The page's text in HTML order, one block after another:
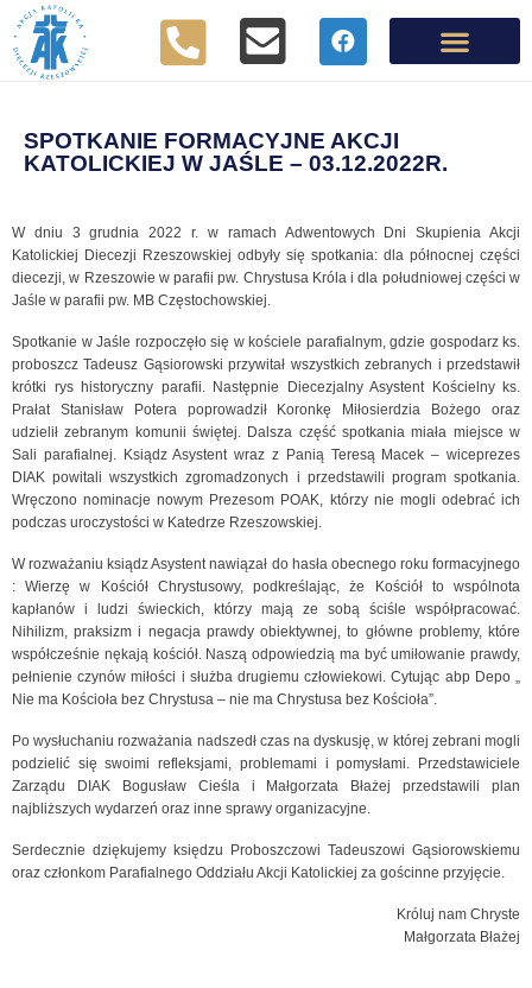
SPOTKANIE FORMACYJNE AKCJI
KATOLICKIEJ W JAŚLE – 03.12.2022R.
W dniu 3 grudnia 2022 r. w ramach Adwentowych Dni Skupienia Akcji
Katolickiej Diecezji Rzeszowskiej odbyły się spotkania: dla północnej części
diecezji, w Rzeszowie w parafii pw. Chrystusa Króla i dla południowej części w
Jaśle w parafii pw. MB Częstochowskiej.
Spotkanie w Jaśle rozpoczęło się w kościele parafialnym, gdzie gospodarz ks.
proboszcz Tadeusz Gąsiorowski przywitał wszystkich zebranych i przedstawił
krótki rys historyczny parafii. Następnie Diecezjalny Asystent Kościelny ks.
Prałat Stanisław Potera poprowadził Koronkę Miłosierdzia Bożego oraz
udzielił zebranym komunii świętej. Dalsza część spotkania miała miejsce w
Sali parafialnej. Ksiądz Asystent wraz z Panią Teresą Macek – wiceprezes
DIAK powitali wszystkich zgromadzonych i przedstawili program spotkania.
Wręczono nominacje nowym Prezesom POAK, którzy nie mogli odebrać ich
podczas uroczystości w Katedrze Rzeszowskiej.
W rozważaniu ksiądz Asystent nawiązał do hasła obecnego roku formacyjnego
: Wierzę w Kościół Chrystusowy, podkreślając, że Kościół to wspólnota
kapłanów i ludzi świeckich, którzy mają ze sobą ściśle współpracować.
Nihilizm, praksizm i negacja prawdy obiektywnej, to główne problemy, które
współcześnie nękają kościół. Naszą odpowiedzią ma być umiłowanie prawdy,
pełnienie czynów miłości i służba drugiemu człowiekowi. Cytując abp Depo „
Nie ma Kościoła bez Chrystusa – nie ma Chrystusa bez Kościoła”.
Po wysłuchaniu rozważania nadszedł czas na dyskusję, w której zebrani mogli
podzielić się swoimi refleksjami, problemami i pomysłami. Przedstawiciele
Zarządu DIAK Bogusław Cieśla i Małgorzata Błażej przedstawili plan
najbliższych wydarzeń oraz inne sprawy organizacyjne.
Serdecznie dziękujemy księdzu Proboszczowi Tadeuszowi Gąsiorowskiemu
oraz członkom Parafialnego Oddziału Akcji Katolickiej za gościnne przyjęcie.
Króluj nam Chryste
Małgorzata Błażej